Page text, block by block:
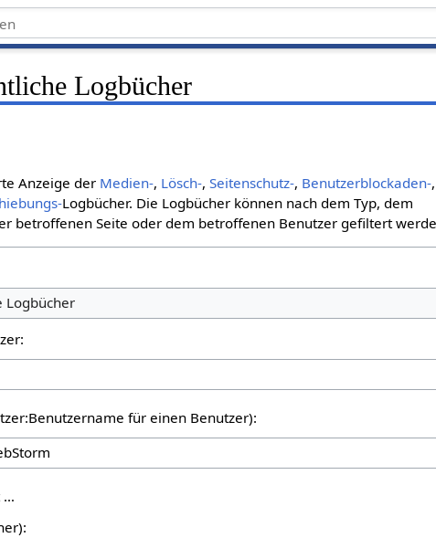
Logbücher
Anzeige der Medien-, Lösch-,Seitenschutz-, Benutzerblockaden-,
Logbücher. Die Logbücher können nach dem Typ, dem
betroffenen Seite oder dem betroffenen Benutzer gefiltert
Logbücher
für einen Benutzer):
…